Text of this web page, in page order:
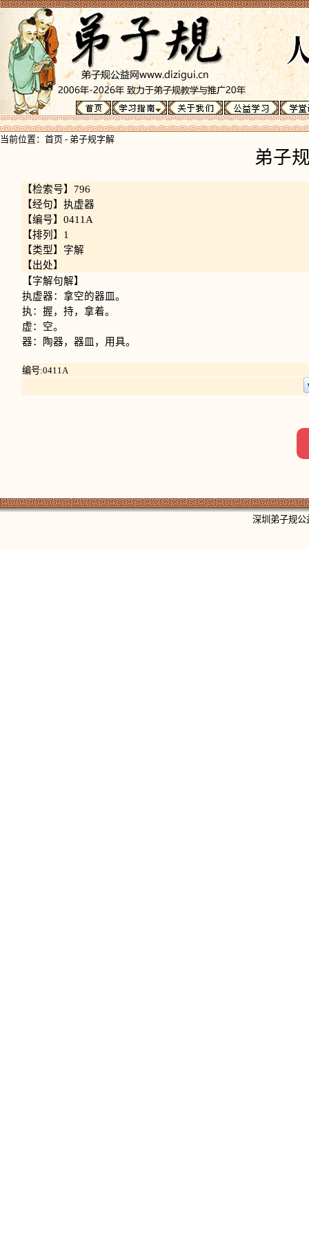
当前位置： 首页 - 弟子规字解
弟子
【检索号】796
【经句】执虚器
【编号】0411A
【排列】1
【类型】字解
【出处】
【字解句解】
执虚器：拿空的器皿。
执：握，持，拿着。
虚：空。
器：陶器，器皿，用具。
编号:0411A
深圳弟子规